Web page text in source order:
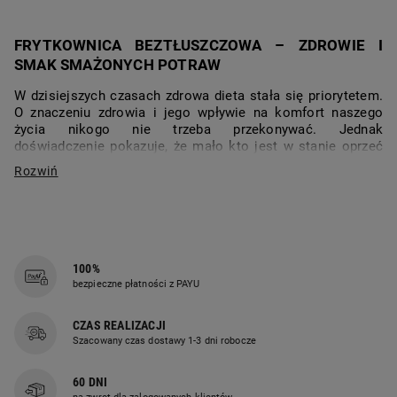
FRYTKOWNICA BEZTŁUSZCZOWA – ZDROWIE I
SMAK SMAŻONYCH POTRAW
W dzisiejszych czasach zdrowa dieta stała się priorytetem.
O znaczeniu zdrowia i jego wpływie na komfort naszego
życia nikogo nie trzeba przekonywać. Jednak
doświadczenie pokazuje, że mało kto jest w stanie oprzeć
się zapachowi frytek, smakowi chrupiącej panierki
smażonych warzyw, ryb, kurczaka…
frytkownice beztłuszczowe – małe AGD, które przywróci
smak tradycyjnych potraw do Twojego życia bez zbędnych
Pierwszym kluczowym powodem, dla którego warto
rozważyć zakup frytkownicy beztłuszczowej, jest dbanie o
może wprowadzać do diety niezdrowe tłuszcze,
100%
bezpieczne płatności z PAYU
CZAS REALIZACJI
Szacowany czas dostawy 1-3 dni robocze
60 DNI